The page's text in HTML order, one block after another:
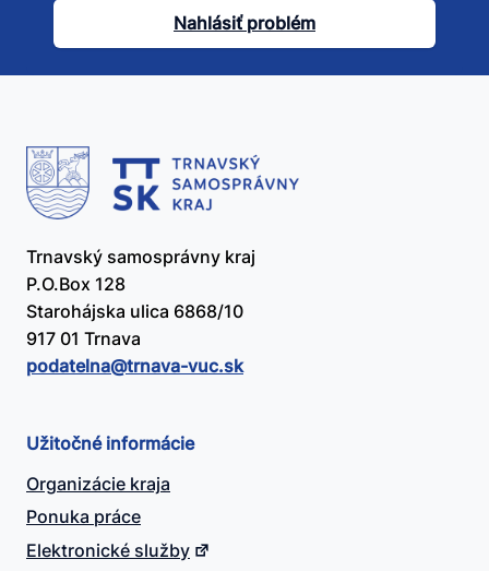
článok
užitočný?
Nahlásiť problém
Trnavský samosprávny kraj
P.O.Box 128
Starohájska ulica 6868/10
917 01 Trnava
podatelna@​trnava-vuc.sk
Užitočné informácie
Organizácie kraja
Ponuka práce
Elektronické služby